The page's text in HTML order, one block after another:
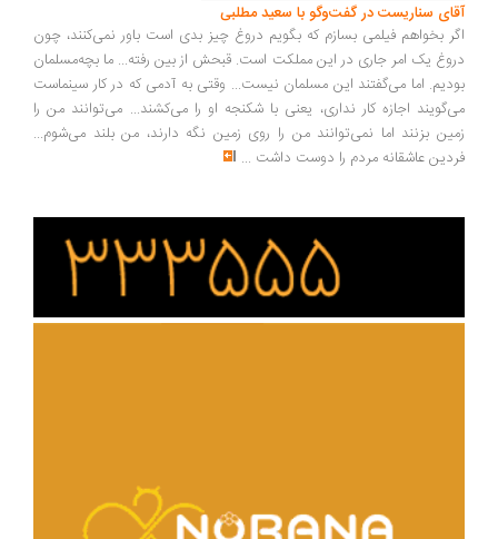
سناریست در گفت‌وگو با سعید مطلبی
بخواهم فیلمی بسازم که بگویم دروغ چیز بدی است باور نمی‌کنند، چون
یک امر جاری در این مملکت است. قبحش از بین رفته... ما بچه‌مسلمان
اما می‌گفتند این مسلمان نیست... وقتی به آدمی که در کار سینماست
اجازه کار نداری، یعنی با شکنجه او را می‌کشند... می‌توانند من را
بزنند اما نمی‌توانند من را روی زمین نگه دارند، من بلند می‌شوم...
عاشقانه مردم را دوست داشت ...